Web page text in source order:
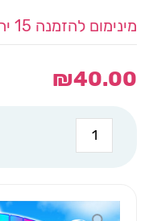
מינימום להזמנה 15 יח'
₪40.00
כמות
של
פאזל
A3
חמניה